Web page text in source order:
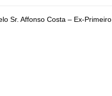
Sr. Affonso Costa – Ex-Primeiro